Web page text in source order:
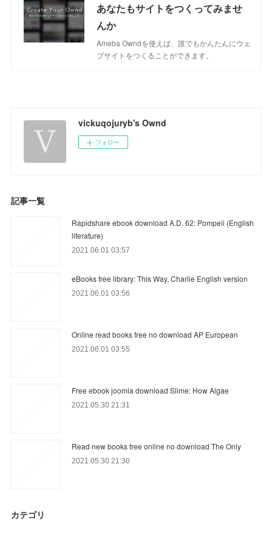
あなたもサイトをつくってみませ
んか
Ameba Owndを使えば、誰でもかんたんにウェ
ブサイトをつくることができます。
vickuqojuryb's Ownd
フォロー
記事一覧
Rapidshare ebook download A.D. 62: Pompeii (English
literature)
2021.06.01 03:57
eBooks free library: This Way, Charlie English version
2021.06.01 03:56
Online read books free no download AP European
2021.06.01 03:55
Free ebook joomla download Slime: How Algae
2021.05.30 21:31
Read new books free online no download The Only
2021.05.30 21:30
カテゴリ